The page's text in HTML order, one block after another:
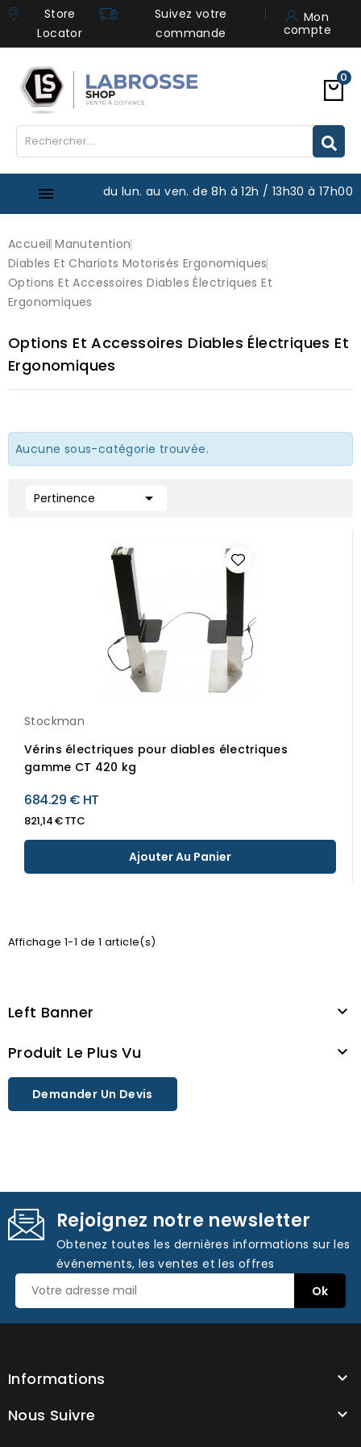
Store
Locator
Suivez votre
commande
Mon
compte
0
 du lun. au ven. de 8h à 12h / 13h30 à 17h00
Accueil Manutention
Diables Et Chariots Motorisés Ergonomiques
Options Et Accessoires Diables Électriques Et
Ergonomiques
Options Et Accessoires Diables Électriques Et
Ergonomiques
Aucune sous-catégorie trouvée.
Pertinence 
Stockman
Vérins électriques pour diables électriques
gamme CT 420 kg
684.29 € HT
821,14 € TTC
Ajouter Au Panier
Affichage 1-1 de 1 article(s)
Left Banner 
Produit Le Plus Vu 
Demander Un Devis
Rejoignez notre newsletter
Obtenez toutes les dernières informations sur les
événements, les ventes et les offres
Informations 
Nous Suivre 